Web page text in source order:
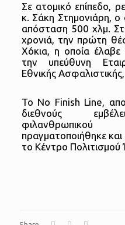
Σε ατομικό επίπεδο,
κ. Σάκη Στημονιάρη,
απόσταση 500 χλμ.
χρονιά, την πρώτη
Χόκια, η οποία
την υπεύθυνη
Εθνικής
Το No Finish Line,
διεθνούς
πραγματοποιήθηκε
το Κέντρο